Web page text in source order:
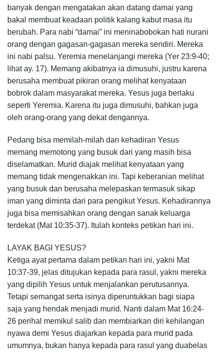
banyak dengan mengatakan akan datang damai yang
bakal membuat keadaan politik kalang kabut masa itu
berubah. Para nabi “damai” ini meninabobokan hati nurani
orang dengan gagasan-gagasan mereka sendiri. Mereka
ini nabi palsu. Yeremia menelanjangi mereka (Yer 23:9-40;
lihat ay. 17). Memang akibatnya ia dimusuhi, justru karena
berusaha membuat pikiran orang melihat kenyataan
bobrok dalam masyarakat mereka. Yesus juga berlaku
seperti Yeremia. Karena itu juga dimusuhi, bahkan juga
oleh orang-orang yang dekat dengannya.
Pedang bisa memilah-milah dan kehadiran Yesus
memang memotong yang busuk dari yang masih bisa
diselamatkan. Murid diajak melihat kenyataan yang
memang tidak mengenakkan ini. Tapi keberanian melihat
yang busuk dan berusaha melepaskan termasuk sikap
iman yang diminta dari para pengikut Yesus. Kehadirannya
juga bisa memisahkan orang dengan sanak keluarga
terdekat (Mat 10:35-37). Itulah konteks petikan hari ini.
LAYAK BAGI YESUS?
Ketiga ayat pertama dalam petikan hari ini, yakni Mat
10:37-39, jelas ditujukan kepada para rasul, yakni mereka
yang dipilih Yesus untuk menjalankan perutusannya.
Tetapi semangat serta isinya diperuntukkan bagi siapa
saja yang hendak menjadi murid. Nanti dalam Mat 16:24-
26 perihal memikul salib dan membiarkan diri kehilangan
nyawa demi Yesus diajarkan kepada para murid pada
umumnya, bukan hanya kepada para rasul yang duabelas